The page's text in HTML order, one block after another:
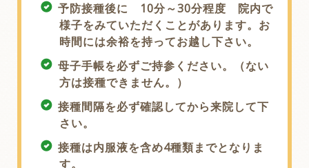
予防接種後に 10分～30分程度 院内で
様子をみていただくことがあります。お
時間には余裕を持ってお越し下さい。
母子手帳を必ずご持参ください。（ない
方は接種できません。）
接種間隔を必ず確認してから来院して下
さい。
接種は内服液を含め4種類までとなりま
す。